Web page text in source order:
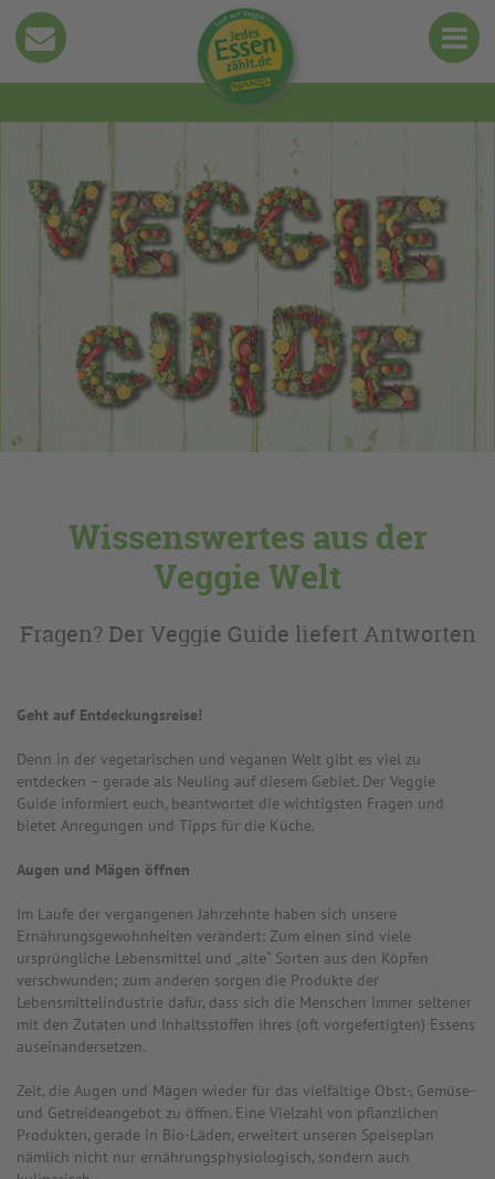
Wissenswertes aus der
Veggie Welt
Fragen? Der Veggie Guide liefert Antworten
Geht auf Entdeckungsreise!
Denn in der vegetarischen und veganen Welt gibt es viel zu
entdecken – gerade als Neuling auf diesem Gebiet. Der Veggie
Guide informiert euch, beantwortet die wichtigsten Fragen und
bietet Anregungen und Tipps für die Küche.
Augen und Mägen öffnen
Im Laufe der vergangenen Jahrzehnte haben sich unsere
Ernährungsgewohnheiten verändert: Zum einen sind viele
ursprüngliche Lebensmittel und „alte“ Sorten aus den Köpfen
verschwunden; zum anderen sorgen die Produkte der
Lebensmittelindustrie dafür, dass sich die Menschen immer seltener
mit den Zutaten und Inhaltsstoffen ihres (oft vorgefertigten) Essens
auseinandersetzen.
Zeit, die Augen und Mägen wieder für das vielfältige Obst-, Gemüse-
und Getreideangebot zu öffnen. Eine Vielzahl von pflanzlichen
Produkten, gerade in Bio-Läden, erweitert unseren Speiseplan
nämlich nicht nur ernährungsphysiologisch, sondern auch